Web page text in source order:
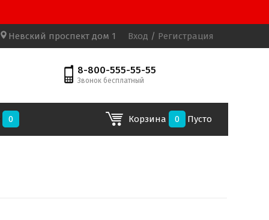
Невский проспект дом 1 Вход / Регистрация
8-800-555-55-55
Звонок бесплатный
0 Корзина 0 Пусто